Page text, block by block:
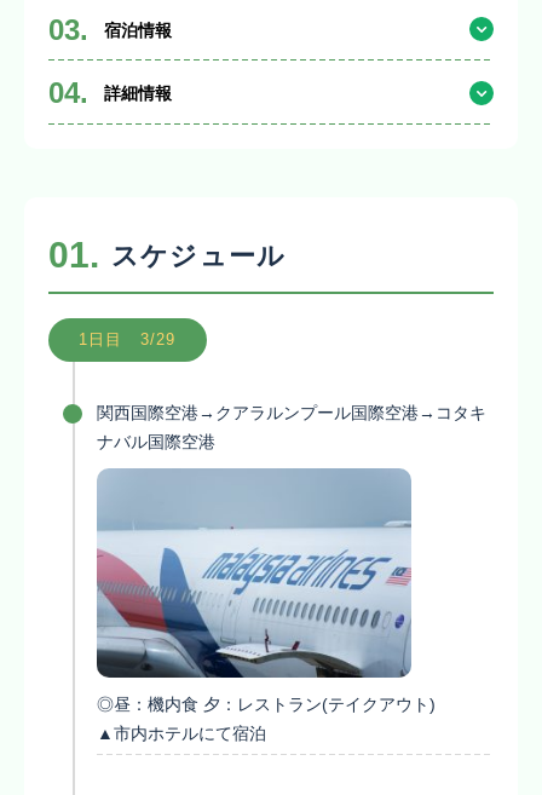
03. 宿泊情報
04. 詳細情報
01. スケジュール
1日目 3/29
関西国際空港→クアラルンプール国際空港→コタキ
ナバル国際空港
◎昼：機内食 夕：レストラン(テイクアウト)
▲市内ホテルにて宿泊